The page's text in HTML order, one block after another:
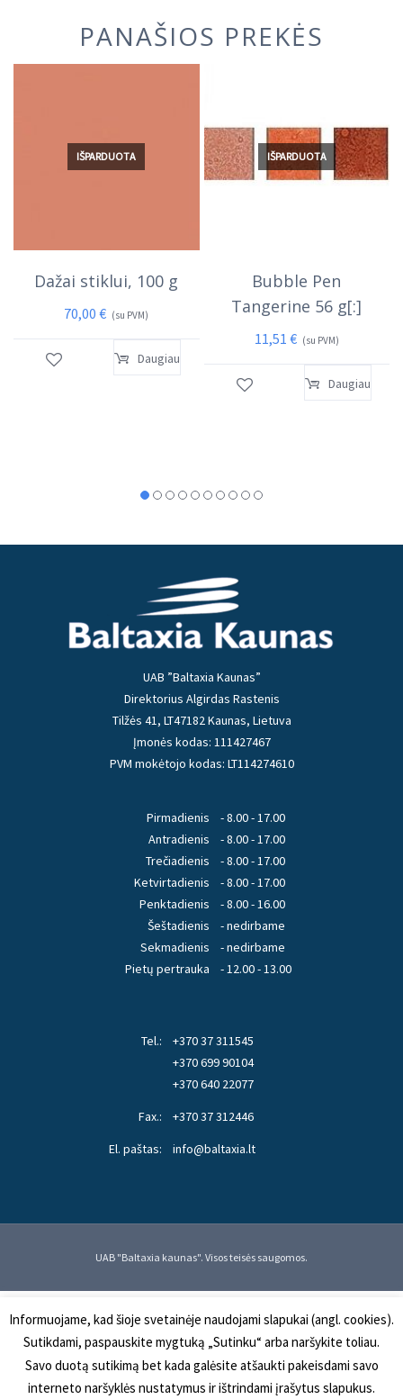
PANAŠIOS PREKĖS
IŠPARDUOTA
Dažai stiklui, 100 g
70,00€ (su PVM)
Daugiau
IŠPARDUOTA
Bubble Pen
Tangerine 56 g[:]
11,51 € (su PVM)
Daugiau
UAB ”Baltaxia Kaunas”
Direktorius Algirdas Rastenis
Tilžės 41, LT47182 Kaunas, Lietuva
Įmonės kodas: 111427467
PVM mokėtojo kodas: LT114274610
Pirmadienis
Antradienis
Trečiadienis
Ketvirtadienis
Penktadienis
Šeštadienis
Sekmadienis
Pietų pertrauka
- 8.00 - 17.00
- 8.00 - 17.00
- 8.00 - 17.00
- 8.00 - 17.00
- 8.00 - 16.00
- nedirbame
- nedirbame
- 12.00 - 13.00
Tel.:
+370 37 311545
+370 699 90104
+370 640 22077
Fax.:
+370 37 312446
El. paštas:
info@baltaxia.lt
UAB "Baltaxia kaunas". Visos teisės saugomos.
Informuojame, kad šioje svetainėje naudojami slapukai (angl. cookies).
Sutikdami, paspauskite mygtuką „Sutinku“ arba naršykite toliau.
Savo duotą sutikimą bet kada galėsite atšaukti pakeisdami savo
interneto naršyklės nustatymus ir ištrindami įrašytus slapukus.